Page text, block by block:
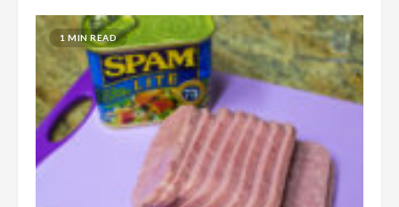
1 MIN READ